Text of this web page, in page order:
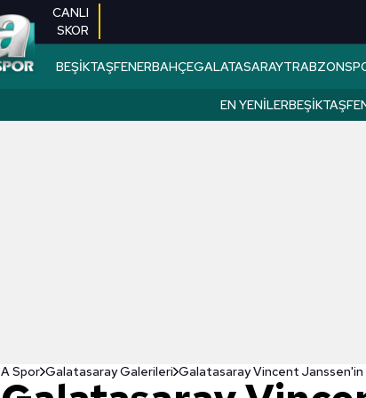
CANLI
SKOR
BEŞİKTAŞFENERBAHÇEGALATASARAY
EN YENILERBEŞIKTAŞ
A Spor Galatasaray Galerileri Galatasaray Vincent Janssen'in